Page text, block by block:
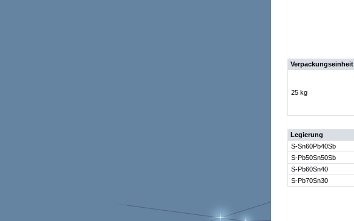
Verpackungseinheit
25 kg
Legierung
S-Sn60Pb40Sb
S-Pb50Sn50Sb
S-Pb60Sn40
S-Pb70Sn30